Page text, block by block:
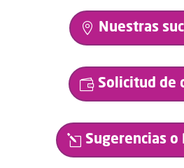
Nuestras
Solicitud de
Sugerencias o